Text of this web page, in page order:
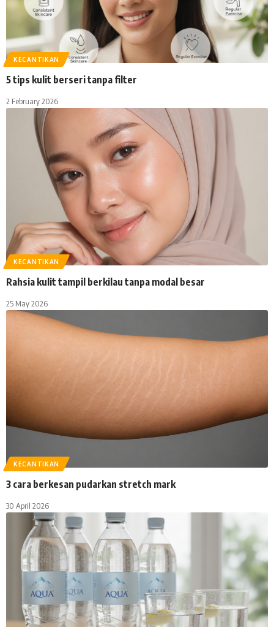
KECANTIKAN
5 tips kulit berseri tanpa filter
2 February 2026
KECANTIKAN
Rahsia kulit tampil berkilau tanpa modal besar
25 May 2026
KECANTIKAN
3 cara berkesan pudarkan stretch mark
30 April 2026